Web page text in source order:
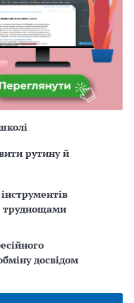
рутину й
труднощами
досвідом